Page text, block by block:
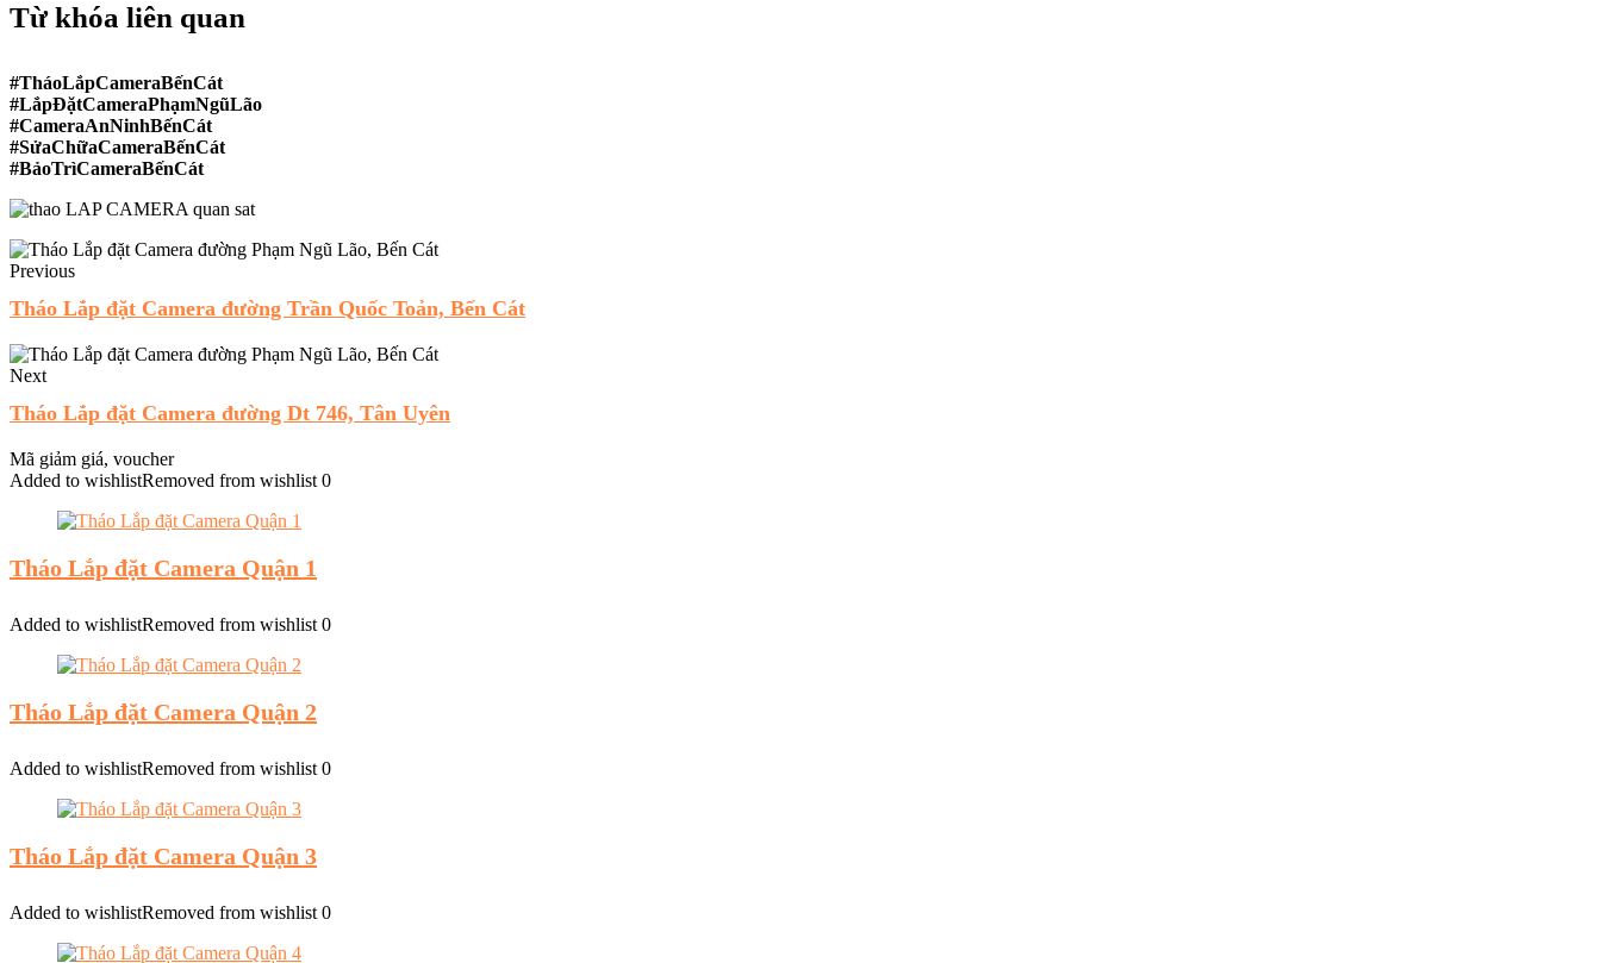
Từ khóa liên quan
#TháoLắpCameraBếnCát
#LắpĐặtCameraPhạmNgũLão
#CameraAnNinhBếnCát
#SửaChữaCameraBếnCát
#BảoTrìCameraBếnCát
Previous
Tháo Lắp đặt Camera đường Trần Quốc Toản, Bến Cát
Next
Tháo Lắp đặt Camera đường Dt 746, Tân Uyên
Mã giảm giá, voucher
Added to wishlistRemoved from wishlist 0
Tháo Lắp đặt Camera Quận 1
Added to wishlistRemoved from wishlist 0
Tháo Lắp đặt Camera Quận 2
Added to wishlistRemoved from wishlist 0
Tháo Lắp đặt Camera Quận 3
Added to wishlistRemoved from wishlist 0